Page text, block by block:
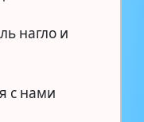
нагло и
с нами